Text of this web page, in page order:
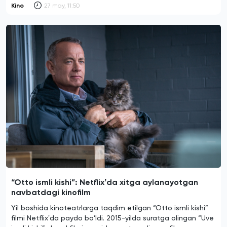
Kino 27 may, 11:50
“Otto ismli kishi”: Netflixʼda xitga aylanayotgan
navbatdagi kinofilm
Yil boshida kinoteatrlarga taqdim etilgan “Otto ismli kishi”
filmi Netflixʼda paydo boʻldi. 2015-yilda suratga olingan “Uve